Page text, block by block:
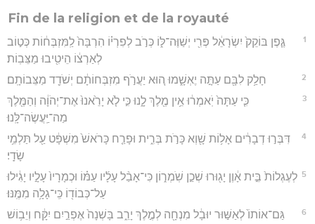
Fin de la religion et de la royauté
1
גֶּ֤פֶן בּוֹקֵק֙ יִשְׂרָאֵ֔ל פְּרִ֖י יְשַׁוֶּה־לּ֑וֹ כְּרֹ֣ב לְפִרְי֗וֹ הִרְבָּה֙ לַֽמִּזְבְּח֔וֹת כְּט֣וֹב
לְאַרְצ֔וֹ הֵיטִ֖יבוּ מַצֵּבֽוֹת׃
2 חָלַ֥ק לִבָּ֖ם עַתָּ֣ה יֶאְשָׁ֑מוּ ה֚וּא יַעֲרֹ֣ף מִזְבְּחוֹתָ֔ם יְשֹׁדֵ֖ד מַצֵּבוֹתָֽם׃
3
כִּ֤י עַתָּה֙ יֹֽאמְר֔וּ אֵ֥ין מֶ֖לֶךְ לָ֑נוּ כִּ֣י לֹ֤א יָרֵ֙אנוּ֙ אֶת־יְהֹוָ֔ה וְהַמֶּ֖לֶךְ
מַה־יַּֽעֲשֶׂה־לָּֽנוּ׃
4
דִּבְּר֣וּ דְבָרִ֔ים אָל֥וֹת שָׁ֖וְא כָּרֹ֣ת בְּרִ֑ית וּפָרַ֤ח כָּרֹאשׁ֙ מִשְׁפָּ֔ט עַ֖ל תַּלְמֵ֥י
שָׂדָֽי׃
5 לְעֶגְלוֹת֙ בֵּ֣ית אָ֔וֶן יָג֖וּרוּ שְׁכַ֣ן שֹֽׁמְר֑וֹן כִּי־אָבַ֨ל עָלָ֜יו עַמּ֗וֹ וּכְמָרָיו֙ עָלָ֣יו יָגִ֔ילוּ
עַל־כְּבוֹד֖וֹ כִּֽי־גָלָ֥ה מִמֶּֽנּוּ׃
6
גַּם־אוֹתוֹ֙ לְאַשּׁ֣וּר יוּבָ֔ל מִנְחָ֖ה לְמֶ֣לֶךְ יָרֵ֑ב בָּשְׁנָה֙ אֶפְרַ֣יִם יִקָּ֔ח וְיֵב֥וֹשׁ